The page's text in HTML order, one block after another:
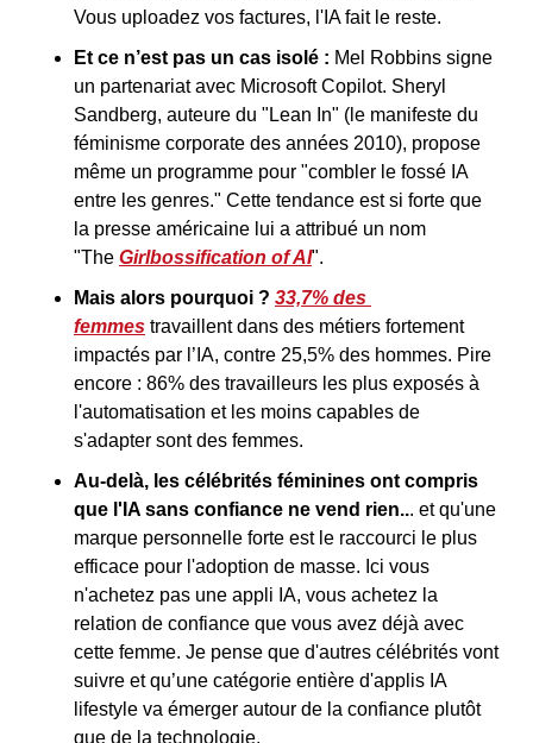
Vous uploadez vos factures, l'IA fait le reste.
Et ce n’est pas un cas isolé : Mel Robbins signe
un partenariat avec Microsoft Copilot. Sheryl
Sandberg, auteure du "Lean In" (le manifeste du
féminisme corporate des années 2010), propose
même un programme pour "combler le fossé IA
entre les genres." Cette tendance est si forte que
la presse américaine lui a attribué un nom
"The Girlbossification of AI".
Mais alors pourquoi ? 33,7% des
femmes travaillent dans des métiers fortement
impactés par l’IA, contre 25,5% des hommes. Pire
encore : 86% des travailleurs les plus exposés à
l'automatisation et les moins capables de
s'adapter sont des femmes.
Au-delà, les célébrités féminines ont compris
que l'IA sans confiance ne vend rien... et qu'une
marque personnelle forte est le raccourci le plus
efficace pour l'adoption de masse. Ici vous
n'achetez pas une appli IA, vous achetez la
relation de confiance que vous avez déjà avec
cette femme. Je pense que d'autres célébrités vont
suivre et qu’une catégorie entière d'applis IA
lifestyle va émerger autour de la confiance plutôt
que de la technologie.